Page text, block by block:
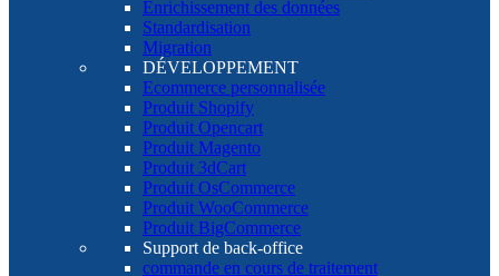
Enrichissement des données
Standardisation
Migration
DÉVELOPPEMENT
Ecommerce personnalisée
Produit Shopify
Produit Opencart
Produit Magento
Produit 3dCart
Produit OsCommerce
Produit WooCommerce
Produit BigCommerce
Support de back-office
commande en cours de traitement